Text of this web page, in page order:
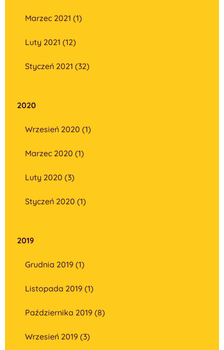
Marzec 2021 (1)
Luty 2021 (12)
Styczeń 2021 (32)
2020
Wrzesień 2020 (1)
Marzec 2020 (1)
Luty 2020 (3)
Styczeń 2020 (1)
2019
Grudnia 2019 (1)
Listopada 2019 (1)
Października 2019 (8)
Wrzesień 2019 (3)